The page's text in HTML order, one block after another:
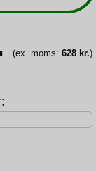
(ex. moms: 628 kr.)